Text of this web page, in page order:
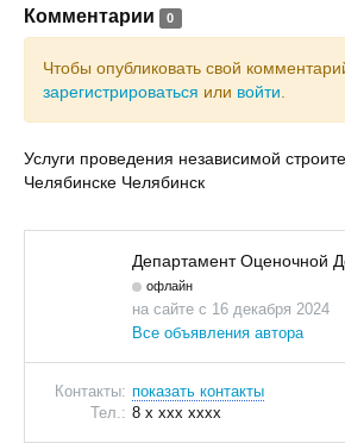
Комментарии 0
Чтобы опубликовать свой
зарегистрироваться или войти
Услуги проведения независимой
Челябинске Челябинск
Департамент Оценочной
офлайн
на сайте с 16 декабря 2024
Все объявления автора
Контакты: показать контакты
Тел.: 8 x xxx xxxx